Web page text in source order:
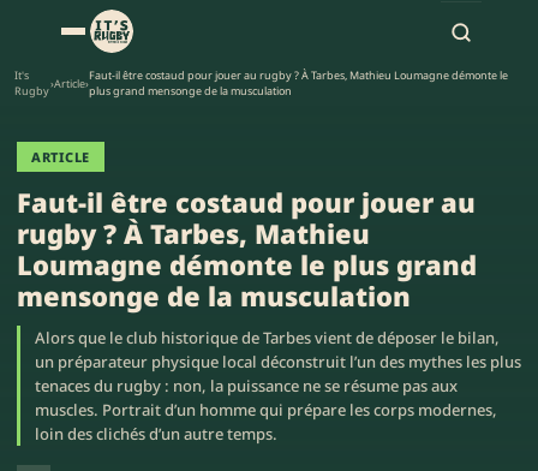
It's
Rugby›Article›Faut-il être costaud pour jouer au rugby ? À Tarbes, Mathieu Loumagne démonte le
plus grand mensonge de la musculation
ARTICLE
Faut-il être costaud pour jouer au
rugby ? À Tarbes, Mathieu
Loumagne démonte le plus grand
mensonge de la musculation
Alors que le club historique de Tarbes vient de déposer le bilan,
un préparateur physique local déconstruit l’un des mythes les plus
tenaces du rugby : non, la puissance ne se résume pas aux
muscles. Portrait d’un homme qui prépare les corps modernes,
loin des clichés d’un autre temps.